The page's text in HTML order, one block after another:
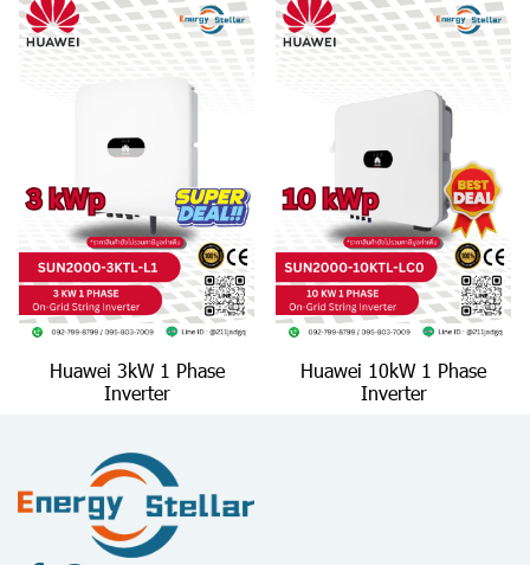
Huawei 3kW 1 Phase
Inverter
Huawei 10kW 1 Phase
Inverter